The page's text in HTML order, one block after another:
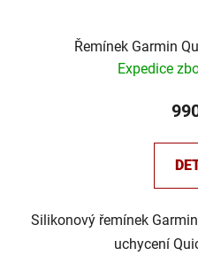
Řemínek Garmin
Expedice
Silikonový řemínek
uchycení